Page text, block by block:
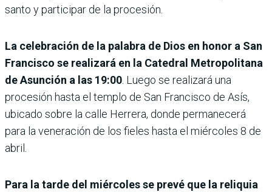
santo y participar de la procesión.
La celebración de la palabra de Dios en honor a San
Francisco se realizará en la Catedral Metropolitana
de Asunción a las 19:00. Luego se realizará una
procesión hasta el templo de San Francisco de Asís,
ubicado sobre la calle Herrera, donde permanecerá
para la veneración de los fieles hasta el miércoles 8 de
abril.
Para la tarde del miércoles se prevé que la reliquia